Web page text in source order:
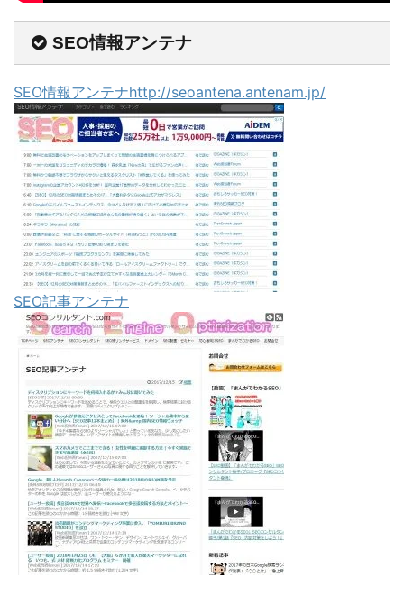
SEO情報アンテナ
SEO情報アンテナhttp://seoantena.antenam.jp/
SEO記事アンテナ